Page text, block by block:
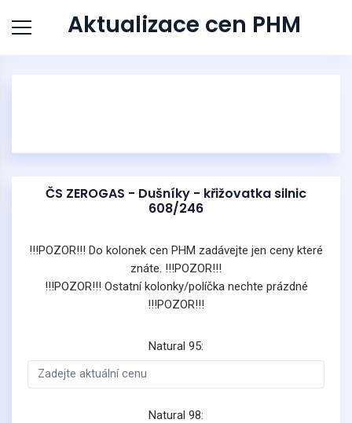
Aktualizace cen PHM
ČS ZEROGAS - Dušníky - křižovatka silnic
608/246
!!!POZOR!!! Do kolonek cen PHM zadávejte jen ceny které
znáte. !!!POZOR!!!
!!!POZOR!!! Ostatní kolonky/políčka nechte prázdné
!!!POZOR!!!
Natural 95:
Natural 98: